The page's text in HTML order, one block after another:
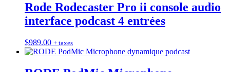
Rode Rodecaster Pro ii console audio
interface podcast 4 entrées
$989.00 + taxes